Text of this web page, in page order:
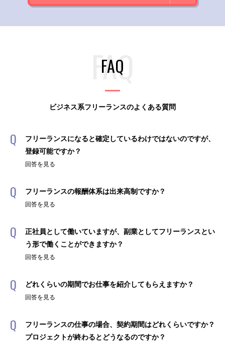
FAQ
ビジネス系フリーランスのよくある質問
フリーランスになると確定しているわけではないのですが、
登録可能ですか？
回答を見る
フリーランスの報酬体系は出来高制ですか？
回答を見る
正社員として働いていますが、副業としてフリーランスとい
う形で働くことができますか？
回答を見る
どれくらいの期間でお仕事を紹介してもらえますか？
回答を見る
フリーランスの仕事の場合、契約期間はどれくらいですか？
プロジェクトが終わるとどうなるのですか？